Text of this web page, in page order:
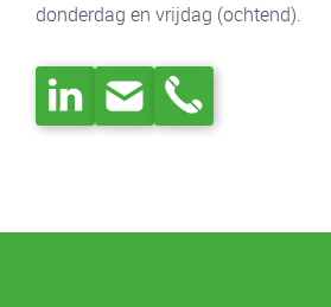
donderdag en vrijdag (ochtend).